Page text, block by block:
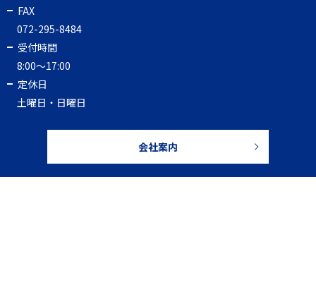
FAX
072-295-8484
受付時間
8:00～17:00
定休日
土曜日・日曜日
会社案内